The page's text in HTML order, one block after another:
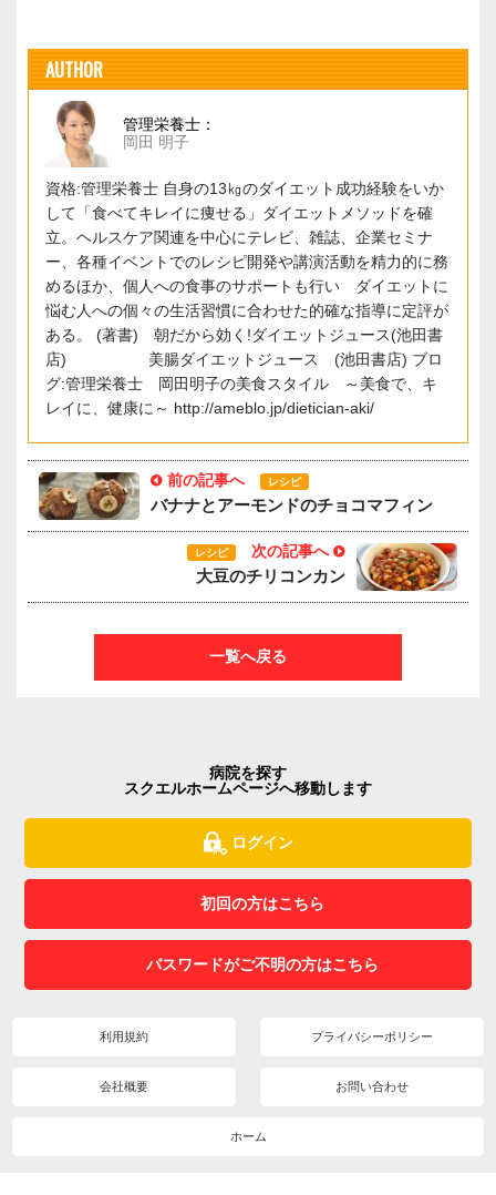
AUTHOR
管理栄養士：
岡田 明子
資格:管理栄養士 自身の13㎏のダイエット成功経験をいか
して「食べてキレイに痩せる」ダイエットメソッドを確
立。ヘルスケア関連を中心にテレビ、雑誌、企業セミナ
ー、各種イベントでのレシピ開発や講演活動を精力的に務
めるほか、個人への食事のサポートも行い ダイエットに
悩む人への個々の生活習慣に合わせた的確な指導に定評が
ある。 (著書) 朝だから効く!ダイエットジュース(池田書
店) 美腸ダイエットジュース (池田書店) ブロ
グ:管理栄養士 岡田明子の美食スタイル ～美食で、キ
レイに、健康に～ http://ameblo.jp/dietician-aki/
前の記事へ レシピ
バナナとアーモンドのチョコマフィン
レシピ 次の記事へ
大豆のチリコンカン
一覧へ戻る
病院を探す
スクエルホームページへ移動します
ログイン
初回の方はこちら
パスワードがご不明の方はこちら
利用規約 プライバシーポリシー
会社概要 お問い合わせ
ホーム